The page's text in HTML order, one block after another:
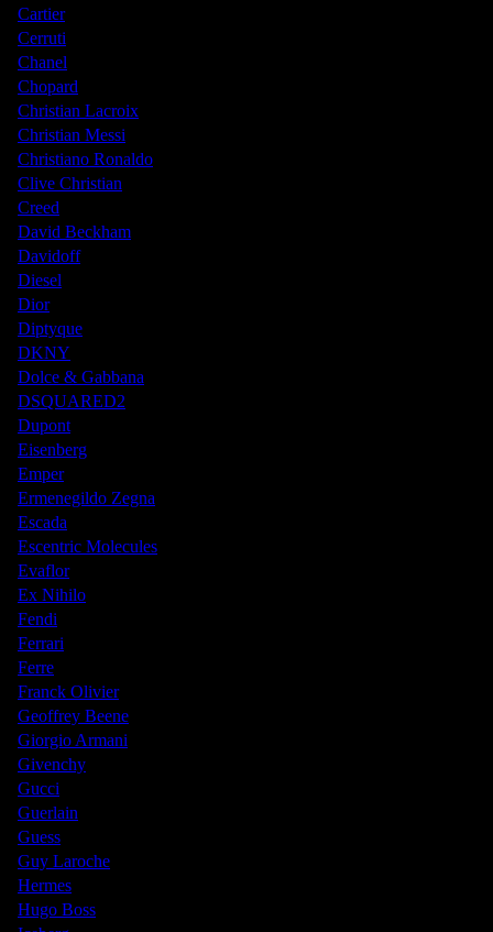
Cartier
Cerruti
Chanel
Chopard
Christian Lacroix
Christian Messi
Christiano Ronaldo
Clive Christian
Creed
David Beckham
Davidoff
Diesel
Dior
Diptyque
DKNY
Dolce & Gabbana
DSQUARED2
Dupont
Eisenberg
Emper
Ermenegildo Zegna
Escada
Escentric Molecules
Evaflor
Ex Nihilo
Fendi
Ferrari
Ferre
Franck Olivier
Geoffrey Beene
Giorgio Armani
Givenchy
Gucci
Guerlain
Guess
Guy Laroche
Hermes
Hugo Boss